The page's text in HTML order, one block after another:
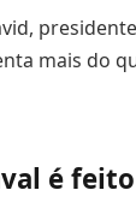
mais do
é